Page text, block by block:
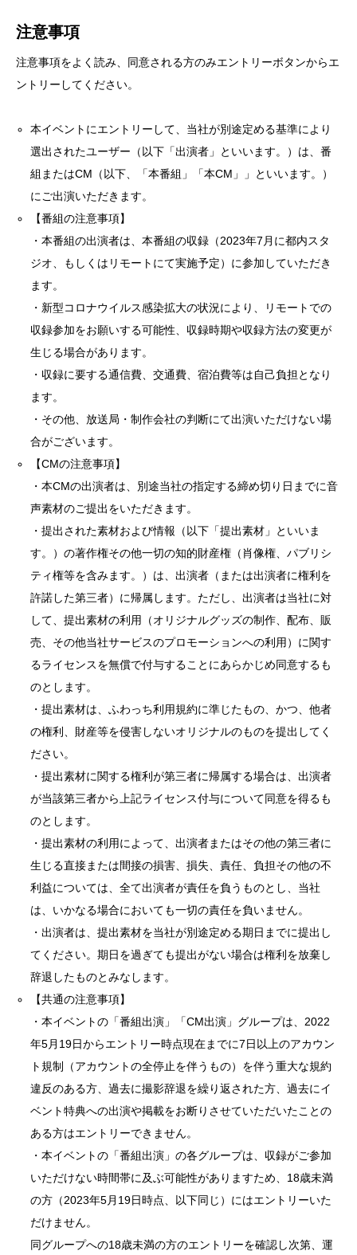
注意事項
注意事項をよく読み、同意される方のみエントリーボタンからエ
ントリーしてください。
本イベントにエントリーして、当社が別途定める基準により
選出されたユーザー（以下「出演者」といいます。）は、番
組またはCM（以下、「本番組」「本CM」」といいます。）
にご出演いただきます。
【番組の注意事項】
・本番組の出演者は、本番組の収録（2023年7月に都内スタ
ジオ、もしくはリモートにて実施予定）に参加していただき
ます。
・新型コロナウイルス感染拡大の状況により、リモートでの
収録参加をお願いする可能性、収録時期や収録方法の変更が
生じる場合があります。
・収録に要する通信費、交通費、宿泊費等は自己負担となり
ます。
・その他、放送局・制作会社の判断にて出演いただけない場
合がございます。
【CMの注意事項】
・本CMの出演者は、別途当社の指定する締め切り日までに音
声素材のご提出をいただきます。
・提出された素材および情報（以下「提出素材」といいま
す。）の著作権その他一切の知的財産権（肖像権、パブリシ
ティ権等を含みます。）は、出演者（または出演者に権利を
許諾した第三者）に帰属します。ただし、出演者は当社に対
して、提出素材の利用（オリジナルグッズの制作、配布、販
売、その他当社サービスのプロモーションへの利用）に関す
るライセンスを無償で付与することにあらかじめ同意するも
のとします。
・提出素材は、ふわっち利用規約に準じたもの、かつ、他者
の権利、財産等を侵害しないオリジナルのものを提出してく
ださい。
・提出素材に関する権利が第三者に帰属する場合は、出演者
が当該第三者から上記ライセンス付与について同意を得るも
のとします。
・提出素材の利用によって、出演者またはその他の第三者に
生じる直接または間接の損害、損失、責任、負担その他の不
利益については、全て出演者が責任を負うものとし、当社
は、いかなる場合においても一切の責任を負いません。
・出演者は、提出素材を当社が別途定める期日までに提出し
てください。期日を過ぎても提出がない場合は権利を放棄し
辞退したものとみなします。
【共通の注意事項】
・本イベントの「番組出演」「CM出演」グループは、2022
年5月19日からエントリー時点現在までに7日以上のアカウン
ト規制（アカウントの全停止を伴うもの）を伴う重大な規約
違反のある方、過去に撮影辞退を繰り返された方、過去にイ
ベント特典への出演や掲載をお断りさせていただいたことの
ある方はエントリーできません。
・本イベントの「番組出演」の各グループは、収録がご参加
いただけない時間帯に及ぶ可能性がありますため、18歳未満
の方（2023年5月19日時点、以下同じ）にはエントリーいた
だけません。
同グループへの18歳未満の方のエントリーを確認し次第、運